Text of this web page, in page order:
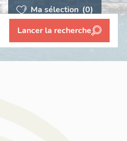
Ma sélection (0)
Lancer la recherche